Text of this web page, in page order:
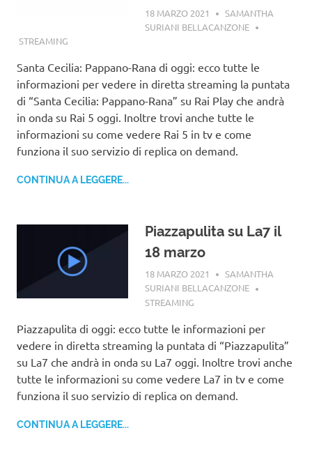
18 MARZO 2021
SAMANTHA
SURIANI BELLACANZONE
STREAMING
Santa Cecilia: Pappano-Rana di oggi: ecco tutte le
informazioni per vedere in diretta streaming la puntata
di “Santa Cecilia: Pappano-Rana” su Rai Play che andrà
in onda su Rai 5 oggi. Inoltre trovi anche tutte le
informazioni su come vedere Rai 5 in tv e come
funziona il suo servizio di replica on demand.
CONTINUA A LEGGERE...
Piazzapulita su La7 il
18 marzo
18 MARZO 2021
SAMANTHA
SURIANI BELLACANZONE
STREAMING
Piazzapulita di oggi: ecco tutte le informazioni per
vedere in diretta streaming la puntata di “Piazzapulita”
su La7 che andrà in onda su La7 oggi. Inoltre trovi anche
tutte le informazioni su come vedere La7 in tv e come
funziona il suo servizio di replica on demand.
CONTINUA A LEGGERE...